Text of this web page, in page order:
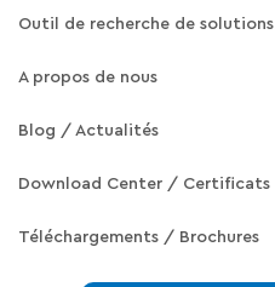
Outil de recherche de solutions
A propos de nous
Blog / Actualités
Download Center / Certificats
Téléchargements / Brochures